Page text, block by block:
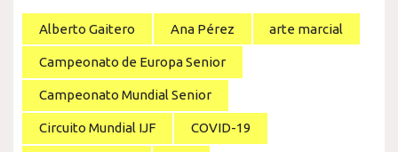
Alberto Gaitero Ana Pérez arte marcial
Campeonato de Europa Senior
Campeonato Mundial Senior
Circuito Mundial IJF COVID-19